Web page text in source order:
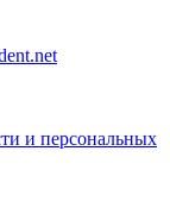
и персональных